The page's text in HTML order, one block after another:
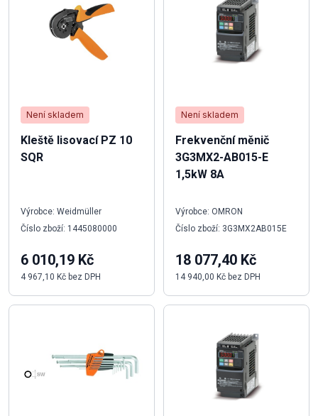
Není skladem
Kleště lisovací PZ 10
SQR
Výrobce: Weidmüller
Číslo zboží: 1445080000
6 010,19 Kč
4 967,10 Kč bez DPH
Není skladem
Frekvenční měnič
3G3MX2-AB015-E
1,5kW 8A
Výrobce: OMRON
Číslo zboží: 3G3MX2AB015E
18 077,40 Kč
14 940,00 Kč bez DPH